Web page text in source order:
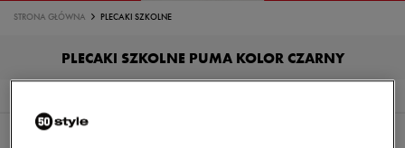
STRONA GŁÓWNA PLECAKI SZKOLNE
PLECAKI SZKOLNE PUMA KOLOR CZARNY
Sortuj: